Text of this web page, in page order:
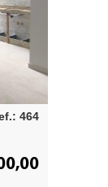
464